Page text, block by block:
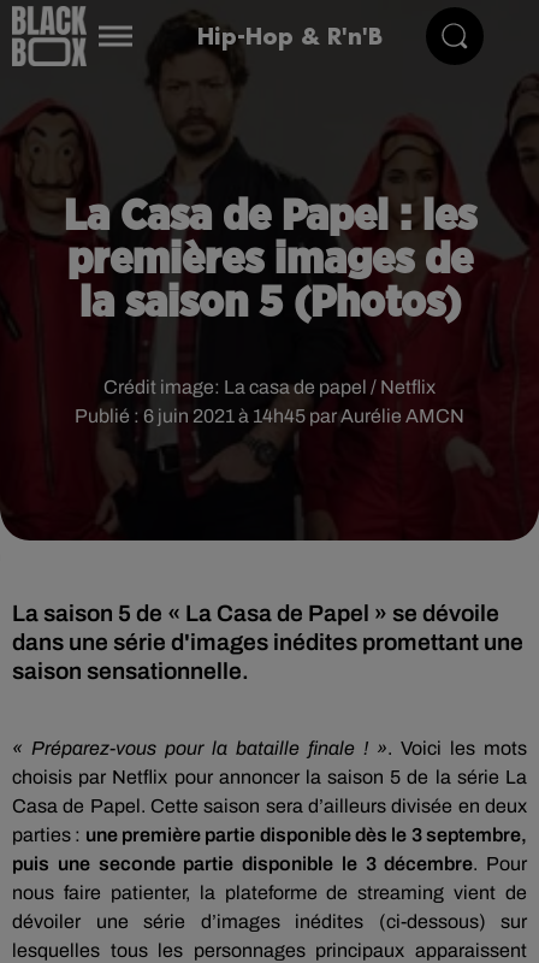
Hip-Hop & R'n'B
La Casa de Papel : les
premières images de
la saison 5 (Photos)
Publié : 6 juin 2021 à 14h45 par Aurélie AMCN
Crédit image: La casa de papel / Netflix
La saison 5 de « La Casa de Papel » se dévoile
dans une série d'images inédites promettant une
saison sensationnelle.
« Préparez-vous pour la bataille finale ! ». Voici les mots
choisis par Netflix pour annoncer la saison 5 de la série La
Casa de Papel. Cette saison sera d’ailleurs divisée en deux
parties : une première partie disponible dès le 3 septembre,
puis une seconde partie disponible le 3 décembre. Pour
nous faire patienter, la plateforme de streaming vient de
dévoiler une série d’images inédites (ci-dessous) sur
lesquelles tous les personnages principaux apparaissent